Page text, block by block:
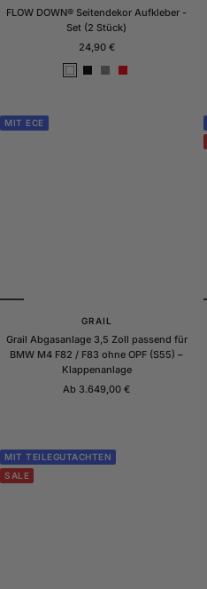
FLOW DOWN® Seitendekor Aufkleber -
Set (2 Stück)
Angebotspreis
24,90 €
W
S
G
R
MIT ECE
GRAIL
Grail Abgasanlage 3,5 Zoll passend für
BMW M4 F82 / F83 ohne OPF (S55) –
Klappenanlage
Angebotspreis
Ab 3.649,00 €
MIT TEILEGUTACHTEN
SALE